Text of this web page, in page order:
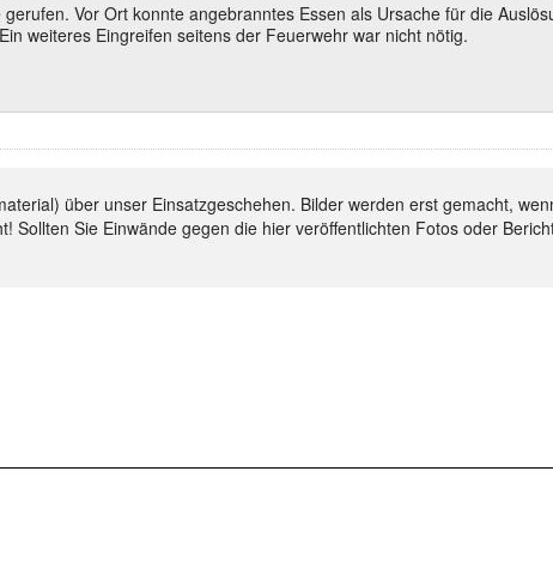
Vor Ort konnte angebranntes Essen als Ursache für die
weiteres Eingreifen seitens der Feuerwehr war nicht nötig.
über unser Einsatzgeschehen. Bilder werden erst gemacht,
Sie Einwände gegen die hier veröffentlichten Fotos oder